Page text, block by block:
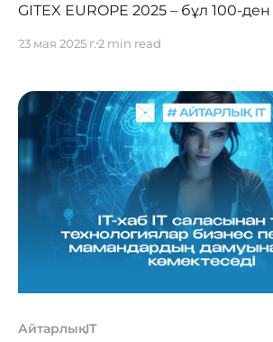
GITEX EUROPE 2025 – бұл 100-
Еуропадағы ең ауқымды
Uzbekistan-ның Central Asian
біріккен альянсы Қазақстан мен
17 стартап ұсынды. Қазақстан делегациясын ҚР
Цифрлық даму, инновациялар
23 мая 2025 г.2 min read
АйтарлықIT